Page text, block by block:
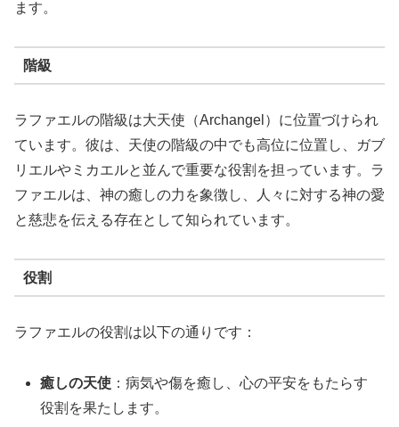
ます。
階級
ラファエルの階級は大天使（Archangel）に位置づけられ
ています。彼は、天使の階級の中でも高位に位置し、ガブ
リエルやミカエルと並んで重要な役割を担っています。ラ
ファエルは、神の癒しの力を象徴し、人々に対する神の愛
と慈悲を伝える存在として知られています。
役割
ラファエルの役割は以下の通りです：
癒しの天使 ：病気や傷を癒し、心の平安をもたらす
役割を果たします。